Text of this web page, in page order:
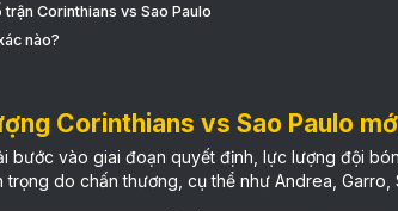
Corinthians vs Sao Paulo
nào?
Corinthians vs Sao Paulo
bước vào giai đoạn quyết định, lực lượng đội
trọng do chấn thương, cụ thể như Andrea, Garro,